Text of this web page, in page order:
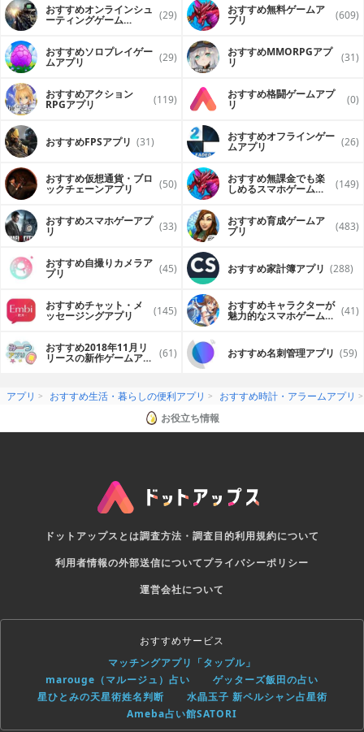
おすすめオンラインシュ
ーティングゲーム (29) おすすめ無料ゲームア
プリ (609)
おすすめソロプレイゲー
ムアプリ (29) おすすめ MMORPGアプ
リ (31)
おすすめアクション
RPGアプリ (119) おすすめ格闘ゲームアプ
リ (0)
おすすめFPSアプリ (31) おすすめオフラインゲー
ムアプリ (26)
おすすめ仮想通貨・ブロ
ックチェーンアプリ (50) おすすめ無課金でも楽
しめるスマホゲームア (149)
おすすめスマホゲーアプ
リ (33) おすすめ育成ゲームア
プリ (483)
おすすめ自撮りカメラア
プリ (45) おすすめ家計簿アプリ (288)
おすすめチャット・メ
ッセージングアプリ (145) おすすめキャラクターが
魅力的なスマホゲームア (41)
おすすめ2018年11月リ
リースの新作ゲームアプ (61) おすすめ名刺管理アプリ (59)
アプリ おすすめ生活・暮らしの便利アプリ
おすすめ時計・アラームアプリ
お役立ち情報
ドットアップスとは調査方法・調査目的利用規約について
利用者情報の外部送信についてプライバシーポリシー
運営会社について
おすすめサービス
マッチングアプリ「タップル」
marouge（マルージュ）占い
ゲッターズ飯田の占い
星ひとみの天星術姓名判断
水晶玉子 新ペルシャン占星術
Ameba占い館SATORI